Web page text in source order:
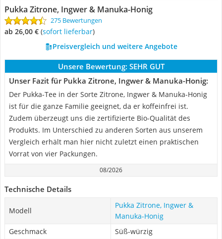
Pukka Zitrone, Ingwer & Manuka-Honig
275 Bewertungen
ab 26,00 € ( Sofort lieferbar)
Preisvergleich und weitere Angebote
Unsere Bewertung: SEHR GUT
Unser Fazit für Pukka Zitrone, Ingwer & Manuka-Honig:
Der Pukka-Tee in der Sorte Zitrone, Ingwer & Manuka-Honig
ist für die ganze Familie geeignet, da er koffeinfrei ist.
Zudem überzeugt uns die zertifizierte Bio-Qualität des
Produkts. Im Unterschied zu anderen Sorten aus unserem
Vergleich erhält man hier nicht zuletzt einen praktischen
Vorrat von vier Packungen.
08/2026
Technische Details
Modell
Pukka Zitrone, Ingwer &
Manuka-Honig
Geschmack
Süß-würzig